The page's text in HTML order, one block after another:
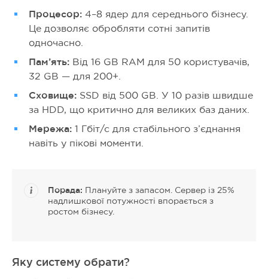
Процесор: 4–8 ядер для середнього бізнесу.
Це дозволяє обробляти сотні запитів
одночасно.
Пам’ять: Від 16 GB RAM для 50 користувачів,
32 GB — для 200+.
Сховище: SSD від 500 GB. У 10 разів швидше
за HDD, що критично для великих баз даних.
Мережа: 1 Гбіт/с для стабільного з’єднання
навіть у пікові моменти.
Порада: Плануйте з запасом. Сервер із 25%
надлишкової потужності впорається з
ростом бізнесу.
Яку систему обрати?